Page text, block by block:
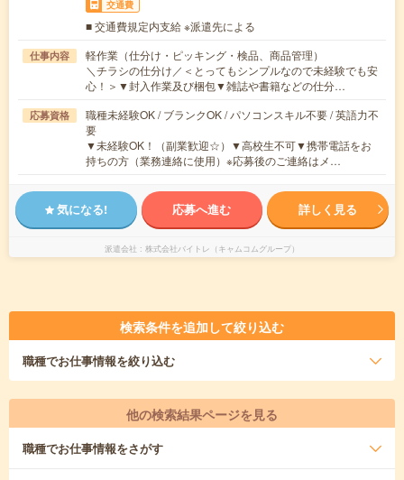
交通費
■ 交通費規定内支給 ※派遣先による
仕事内容
軽作業（仕分け・ピッキング・検品、商品管理）
＼チラシの仕分け／＜とってもシンプルなので未経験でも安
心！＞▼封入作業及び梱包▼雑誌や書籍などの仕分…
応募資格
職種未経験OK / ブランクOK / パソコンスキル不要 / 英語力不
要
▼未経験OK！（副業歓迎☆）▼高校生不可▼携帯電話をお
持ちの方（業務連絡に使用）※応募後のご連絡はメ…
気になる! 応募へ進む 詳しく見る
派遣会社 株式会社バイトレ（キャムコムグループ）
検索条件を追加して絞り込む
職種でお仕事情報を絞り込む
他の検索結果ページを見る
職種でお仕事情報をさがす